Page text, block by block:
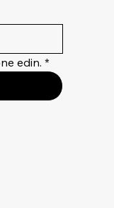
edin. *